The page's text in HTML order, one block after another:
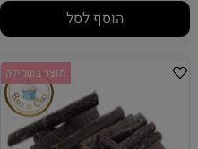
הוסף לסל
מוצר בשקילה